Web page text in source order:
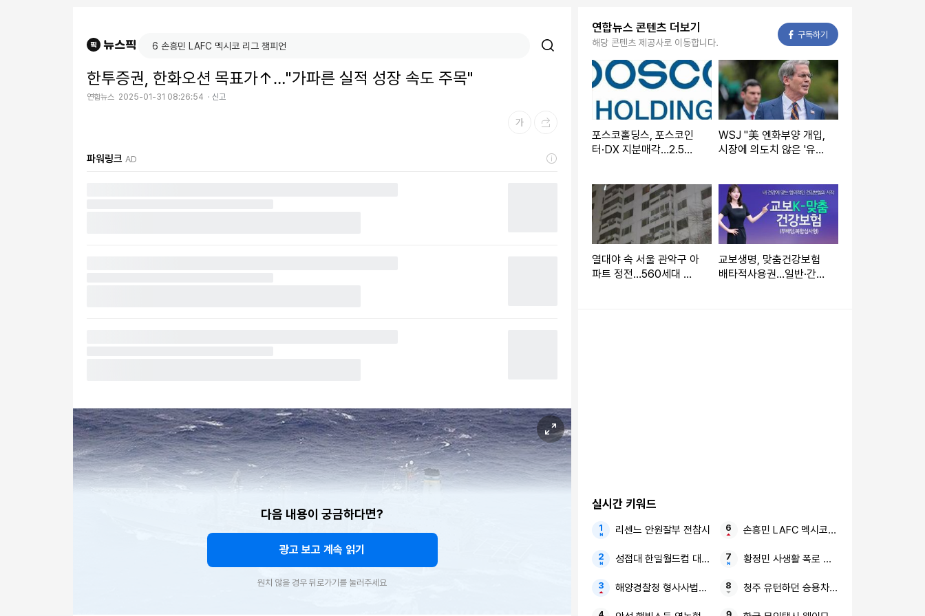
한투증권, 한화오션 목표가↑…"가파른 실적 성장 속도 주목"
연합뉴스 2025-01-31 08:26:54 신고
파워링크 AD
다음 내용이 궁금하다면?
광고 보고 계속 읽기
원치 않을 경우 뒤로가기를 눌러주세요
연합뉴스 콘텐츠 더보기
해당 콘텐츠 제공사로 이동합니다.
구독하기
포스코홀딩스, 포스코인
터·DX 지분매각…2.5조
WSJ "美 엔화부양 개입,
시장에 의도치 않은 '유동
열대야 속 서울 관악구 아
파트 정전…560세대 불
교보생명, 맞춤건강보험
배타적사용권…일반·간편
실시간 키워드
리센느 안원잘부 전참시
성접대 한일월드컵 대한축구협회
해양경찰청 형사사법개혁 수사혁신 TF
손흥민 LAFC 멕시코 리그 챔피언
황정민 사생활 폭로 임신 축하 전화
청주 유턴하던 승용차 오토바이